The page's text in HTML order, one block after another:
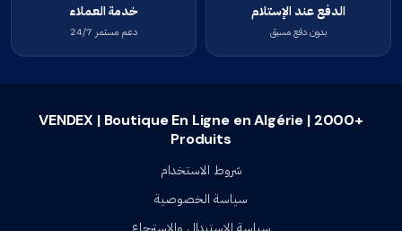
الدفع عند الإستلام
بدون دفع مسبق
خدمة العملاء
دعم مستمر 24/7
VENDEX | Boutique En Ligne en Algérie | 2000+
Produits
شروط الاستخدام
سياسة الخصوصية
سياسة الإستبدال والإسترجاع